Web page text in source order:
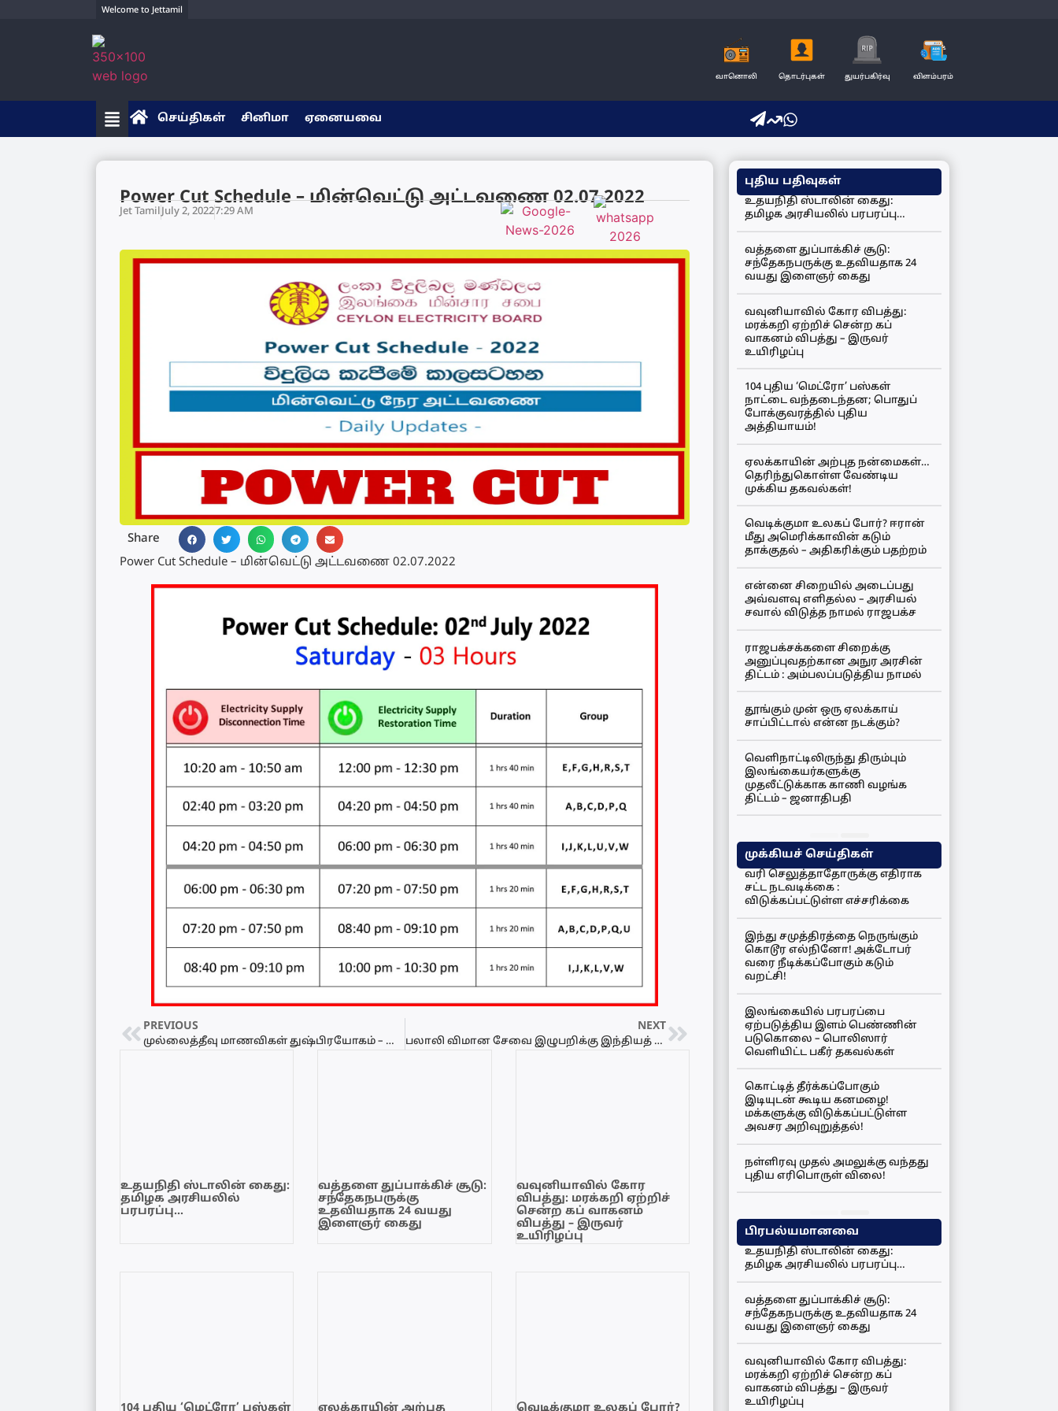
Welcome to Jettamil
வானொலி தொடர்புகள் துயர்பகிர்வு விளம்பரம்
செய்திகள் சினிமா ஏனையவை
Power Cut Schedule – மின்வெட்டு அட்டவணை 02.07.2022
Jet TamilJuly 2, 20227:29 AM
Share
Power Cut Schedule – மின்வெட்டு அட்டவணை 02.07.2022
PREVIOUS
முல்லைத்தீவு மாணவிகள் துஷ்பிரயோகம் – ஆசிரியருக்கு விளக்கமறியல் நீடிப்பு
NEXT
பலாலி விமான சேவை இழுபறிக்கு இந்தியத் தரப்பே காரணம் என்கிறார் அமைச்சர் டக்ளஸ்
உதயநிதி ஸ்டாலின் கைது:
தமிழக அரசியலில்
பரபரப்பு…
வத்தளை துப்பாக்கிச் சூடு:
சந்தேகநபருக்கு
உதவியதாக 24 வயது
இளைஞர் கைது
வவுனியாவில் கோர
விபத்து: மரக்கறி ஏற்றிச்
சென்ற கப் வாகனம்
விபத்து – இருவர்
உயிரிழப்பு
104 புதிய ‘மெட்ரோ’ பஸ்கள் ஏலக்காயின் அற்புத வெடிக்குமா உலகப் போர்?
புதிய பதிவுகள்
உதயநிதி ஸ்டாலின் கைது:
தமிழக அரசியலில் பரபரப்பு…
வத்தளை துப்பாக்கிச் சூடு:
சந்தேகநபருக்கு உதவியதாக 24
வயது இளைஞர் கைது
வவுனியாவில் கோர விபத்து:
மரக்கறி ஏற்றிச் சென்ற கப்
வாகனம் விபத்து – இருவர்
உயிரிழப்பு
104 புதிய ‘மெட்ரோ’ பஸ்கள்
நாட்டை வந்தடைந்தன; பொதுப்
போக்குவரத்தில் புதிய
அத்தியாயம்!
ஏலக்காயின் அற்புத நன்மைகள்…
தெரிந்துகொள்ள வேண்டிய
முக்கிய தகவல்கள்!
வெடிக்குமா உலகப் போர்? ஈரான்
மீது அமெரிக்காவின் கடும்
தாக்குதல் – அதிகரிக்கும் பதற்றம்
என்னை சிறையில் அடைப்பது
அவ்வளவு எளிதல்ல – அரசியல்
சவால் விடுத்த நாமல் ராஜபக்ச
ராஜபக்சக்களை சிறைக்கு
அனுப்புவதற்கான அநுர அரசின்
திட்டம் : அம்பலப்படுத்திய நாமல்
தூங்கும் முன் ஒரு ஏலக்காய்
சாப்பிட்டால் என்ன நடக்கும்?
வெளிநாட்டிலிருந்து திரும்பும்
இலங்கையர்களுக்கு
முதலீட்டுக்காக காணி வழங்க
திட்டம் – ஜனாதிபதி
முக்கியச் செய்திகள்
வரி செலுத்தாதோருக்கு எதிராக
சட்ட நடவடிக்கை :
விடுக்கப்பட்டுள்ள எச்சரிக்கை
இந்து சமுத்திரத்தை நெருங்கும்
கொடூர எல்நினோ! அக்டோபர்
வரை நீடிக்கப்போகும் கடும்
வறட்சி!
இலங்கையில் பரபரப்பை
ஏற்படுத்திய இளம் பெண்ணின்
படுகொலை – பொலிஸார்
வெளியிட்ட பகீர் தகவல்கள்
கொட்டித் தீர்க்கப்போகும்
இடியுடன் கூடிய கனமழை!
மக்களுக்கு விடுக்கப்பட்டுள்ள
அவசர அறிவுறுத்தல்!
நள்ளிரவு முதல் அமலுக்கு வந்தது
புதிய எரிபொருள் விலை!
பிரபல்யமானவை
உதயநிதி ஸ்டாலின் கைது:
தமிழக அரசியலில் பரபரப்பு…
வத்தளை துப்பாக்கிச் சூடு:
சந்தேகநபருக்கு உதவியதாக 24
வயது இளைஞர் கைது
வவுனியாவில் கோர விபத்து:
மரக்கறி ஏற்றிச் சென்ற கப்
வாகனம் விபத்து – இருவர்
உயிரிழப்பு